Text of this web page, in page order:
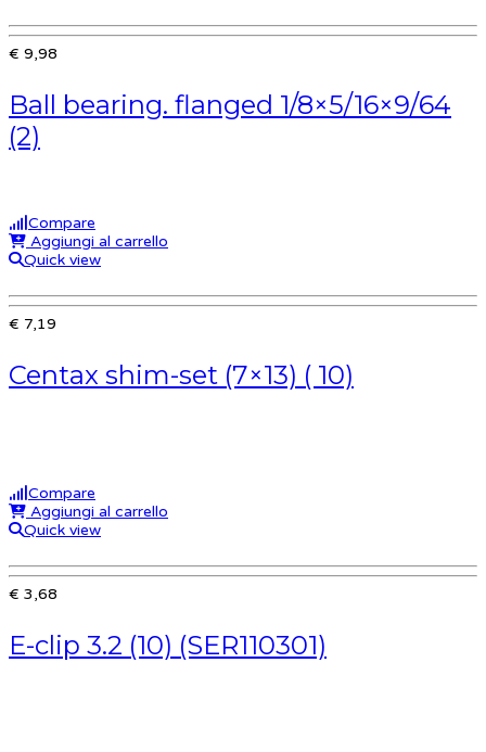
€ 9,98
Ball bearing. flanged 1/8×5/16×9/64
(2)
Compare
Aggiungi al carrello
Quick view
€ 7,19
Centax shim-set (7×13) ( 10)
Compare
Aggiungi al carrello
Quick view
€ 3,68
E-clip 3.2 (10) (SER110301)